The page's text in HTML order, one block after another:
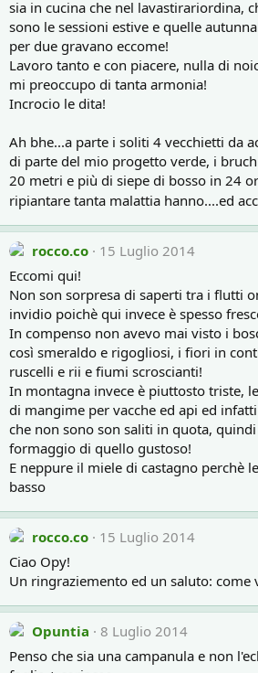
sia in cucina che nel lavastirariordina,
sono le sessioni estive e quelle
per due gravano eccome!
Lavoro tanto e con piacere, nulla di
mi preoccupo di tanta armonia!
Incrocio le dita!
Ah bhe...a parte i soliti 4 vecchietti da
di parte del mio progetto verde, i
20 metri e più di siepe di bosso in 24
ripiantare tanta malattia hanno....ed
rocco.co
15 Luglio 2014
Eccomi qui!
Non son sorpresa di saperti tra i flutti
invidio poichè qui invece è spesso
In compenso non avevo mai visto i
così smeraldo e rigogliosi, i fiori in
ruscelli e rii e fiumi scroscianti!
In montagna invece è piuttosto triste,
di mangime per vacche ed api ed
che non sono son saliti in quota,
formaggio di quello gustoso!
E neppure il miele di castagno perchè
basso
rocco.co
15 Luglio 2014
Ciao Opy!
Un ringraziemento ed un saluto: come
Opuntia
8 Luglio 2014
Penso che sia una campanula e non